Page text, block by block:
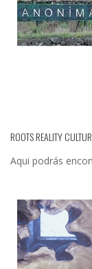
ROOTS REALITY
Aqui podrás